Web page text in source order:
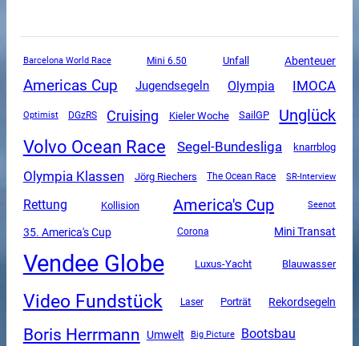
Barcelona World Race Mini 6.50 Unfall Abenteuer
Americas Cup Jugendsegeln Olympia IMOCA
Optimist DGzRS Cruising Kieler Woche SailGP Unglück
Volvo Ocean Race Segel-Bundesliga knarrblog
Olympia Klassen Jörg Riechers The Ocean Race SR-Interview
Rettung Kollision America's Cup Seenot
35. America's Cup Corona Mini Transat
Vendee Globe Luxus-Yacht Blauwasser
Video Fundstück Laser Porträt Rekordsegeln
Boris Herrmann Umwelt Big Picture Bootsbau